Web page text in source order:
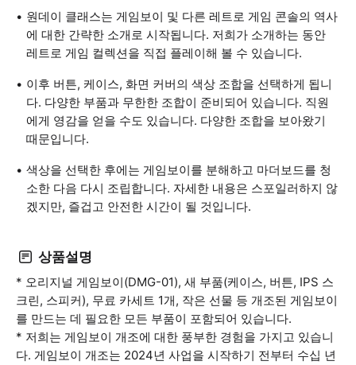
원데이 클래스는 게임보이 및 다른 레트로 게임 콘솔의 역사
에 대한 간략한 소개로 시작됩니다. 저희가 소개하는 동안
레트로 게임 컬렉션을 직접 플레이해 볼 수 있습니다.
이후 버튼, 케이스, 화면 커버의 색상 조합을 선택하게 됩니
다. 다양한 부품과 무한한 조합이 준비되어 있습니다. 직원
에게 영감을 얻을 수도 있습니다. 다양한 조합을 보아왔기
때문입니다.
색상을 선택한 후에는 게임보이를 분해하고 마더보드를 청
소한 다음 다시 조립합니다. 자세한 내용은 스포일러하지 않
겠지만, 즐겁고 안전한 시간이 될 것입니다.
상품설명
* 오리지널 게임보이(DMG-01), 새 부품(케이스, 버튼, IPS 스
크린, 스피커), 무료 카세트 1개, 작은 선물 등 개조된 게임보이
를 만드는 데 필요한 모든 부품이 포함되어 있습니다.
* 저희는 게임보이 개조에 대한 풍부한 경험을 가지고 있습니
다. 게임보이 개조는 2024년 사업을 시작하기 전부터 수십 년